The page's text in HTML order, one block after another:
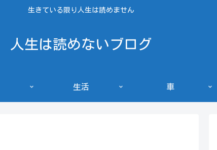
生きている限り人生は読めません
人生は読めないブログ
生活 車